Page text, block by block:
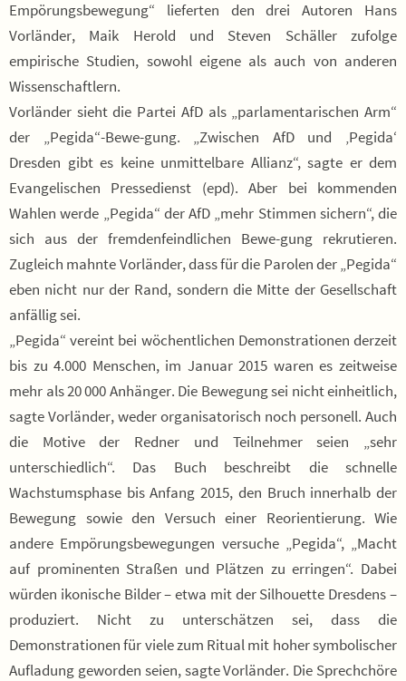
Empörungsbewegung“ lieferten den drei Autoren Hans
Vorländer, Maik Herold und Steven Schäller zufolge
empirische Studien, sowohl eigene als auch von anderen
Wissenschaftlern.
Vorländer sieht die Partei AfD als „parlamentarischen Arm“
der „Pegida“-Bewe-gung. „Zwischen AfD und ‚Pegida‘
Dresden gibt es keine unmittelbare Allianz“, sagte er dem
Evangelischen Pressedienst (epd). Aber bei kommenden
Wahlen werde „Pegida“ der AfD „mehr Stimmen sichern“, die
sich aus der fremdenfeindlichen Bewe-gung rekrutieren.
Zugleich mahnte Vorländer, dass für die Parolen der „Pegida“
eben nicht nur der Rand, sondern die Mitte der Gesellschaft
anfällig sei.
„Pegida“ vereint bei wöchentlichen Demonstrationen derzeit
bis zu 4.000 Menschen, im Januar 2015 waren es zeitweise
mehr als 20 000 Anhänger. Die Bewegung sei nicht einheitlich,
sagte Vorländer, weder organisatorisch noch personell. Auch
die Motive der Redner und Teilnehmer seien „sehr
unterschiedlich“. Das Buch beschreibt die schnelle
Wachstumsphase bis Anfang 2015, den Bruch innerhalb der
Bewegung sowie den Versuch einer Reorientierung. Wie
andere Empörungsbewegungen versuche „Pegida“, „Macht
auf prominenten Straßen und Plätzen zu erringen“. Dabei
würden ikonische Bilder – etwa mit der Silhouette Dresdens –
produziert. Nicht zu unterschätzen sei, dass die
Demonstrationen für viele zum Ritual mit hoher symbolischer
Aufladung geworden seien, sagte Vorländer. Die Sprechchöre